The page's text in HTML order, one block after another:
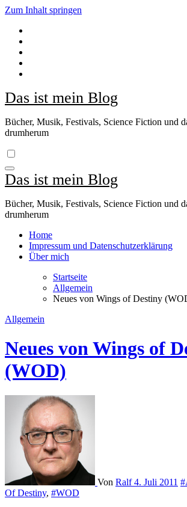
Zum Inhalt springen
Das ist mein Blog
Bücher, Musik, Festivals, Science Fiction und
drumherum
Das ist mein Blog
Bücher, Musik, Festivals, Science Fiction und
drumherum
Home
Impressum und Datenschutzerklärung
Über mich
Startseite
Allgemein
Neues von Wings of Destiny
Allgemein
Neues von Wings of
(WOD)
Von Ralf4. Juli 2011
Of Destiny, #WOD